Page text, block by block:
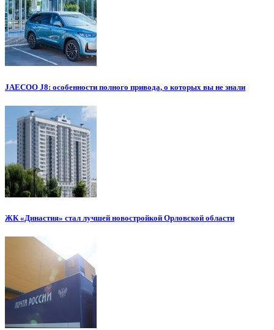
JAECOO J8: особенности полного привода, о которых вы не знали
ЖК «Династия» стал лучшей новостройкой Орловской области